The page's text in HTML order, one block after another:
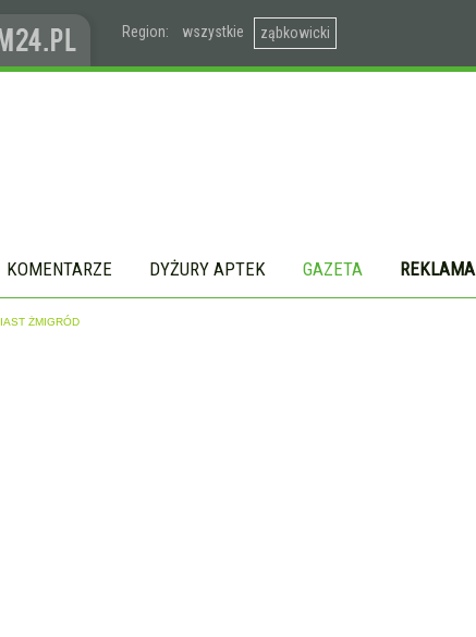
Region: wszystkie ząbkowicki
KOMENTARZE DYŻURY APTEK GAZETA REKLAMA
ŻMIGRÓD